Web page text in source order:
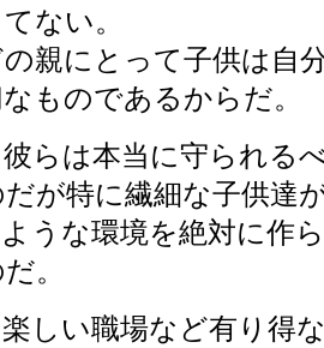
ない。
親にとって子供は自
ものであるからだ。
らは本当に守られる
が特に繊細な子供達
うな環境を絶対に作
。
しい職場など有り得